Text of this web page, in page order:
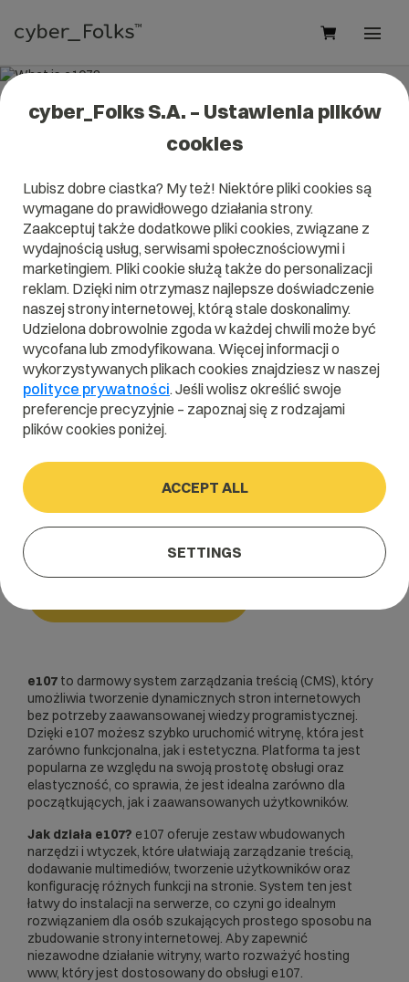
What is e107?
It will help you better understand what exactly it ise107 and
what is the meaning to you in everyday use.
A B C D E F G H
I
J
K L M N O P Q
R
S
T U V W X Y Z
Home/Dictionary/CMSy i inne skrypty/e107
e107
e107 to darmowy system zarządzania treścią (CMS), który
umożliwia tworzenie dynamicznych stron internetowych
bez potrzeby zaawansowanej wiedzy programistycznej.
Dzięki e107 możesz szybko uruchomić witrynę, która jest
zarówno funkcjonalna, jak i estetyczna. Platforma ta jest
popularna ze względu na swoją prostotę obsługi oraz
elastyczność, co sprawia, że jest idealna zarówno dla
początkujących, jak i zaawansowanych użytkowników.
Jak działa e107? e107 oferuje zestaw wbudowanych
narzędzi i wtyczek, które ułatwiają zarządzanie treścią,
dodawanie multimediów, tworzenie użytkowników oraz
konfigurację różnych funkcji na stronie. System ten jest
łatwy do instalacji na serwerze, co czyni go idealnym
rozwiązaniem dla osób szukających prostego sposobu na
zbudowanie strony internetowej. Aby zapewnić
niezawodne działanie witryny, warto rozważyć hosting
www, który jest dostosowany do obsługi e107.
cyber_Folks S.A. – Ustawienia plików
cookies
Lubisz dobre ciastka? My też! Niektóre pliki cookies są
wymagane do prawidłowego działania strony.
Zaakceptuj także dodatkowe pliki cookies, związane z
wydajnością usług, serwisami społecznościowymi i
marketingiem. Pliki cookie służą także do personalizacji
reklam. Dzięki nim otrzymasz najlepsze doświadczenie
naszej strony internetowej, którą stale doskonalimy.
Udzielona dobrowolnie zgoda w każdej chwili może być
wycofana lub zmodyfikowana. Więcej informacji o
wykorzystywanych plikach cookies znajdziesz w naszej
polityce prywatności. Jeśli wolisz określić swoje
preferencje precyzyjnie – zapoznaj się z rodzajami
plików cookies poniżej.
ACCEPT ALL
SETTINGS